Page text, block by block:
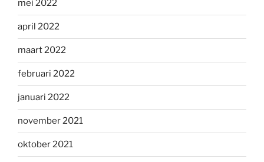
mei 2022
april 2022
maart 2022
februari 2022
januari 2022
november 2021
oktober 2021